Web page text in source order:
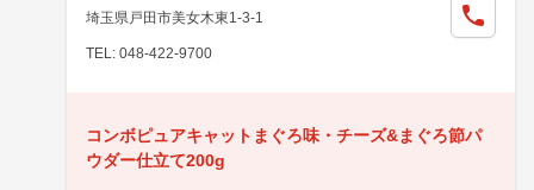
埼玉県戸田市美女木東1-3-1
TEL: 048-422-9700
コンボピュアキャットまぐろ味・チーズ&まぐろ節パ
ウダー仕立て200g